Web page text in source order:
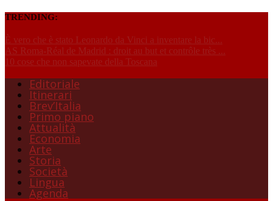
TRENDING:
È vero che è stato Leonardo da Vinci a inventare la bic...
AS Roma-Réal de Madrid : droit au but et contrôle très ...
10 cose che non sapevate della Toscana
Editoriale
Itinerari
Brev’Italia
Primo piano
Attualità
Economia
Arte
Storia
Società
Lingua
Agenda